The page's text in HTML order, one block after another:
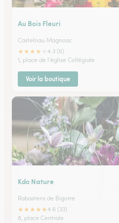
Au Bois Fleuri
Castelnau Magnoac
★★★★
4.3 (6)
1, place de l'église Collégiale
Voir la boutique
Kdo Nature
Rabastens de Bigorre
★★★★★4.6 (33)
8, place Centrale